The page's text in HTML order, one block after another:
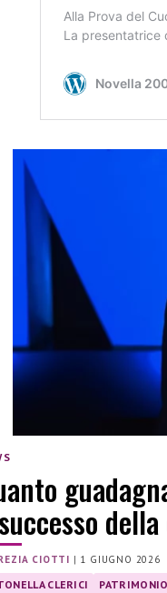
CIOTTI | 1 GIUGNO 2026
CLERICI PATRIMONIO